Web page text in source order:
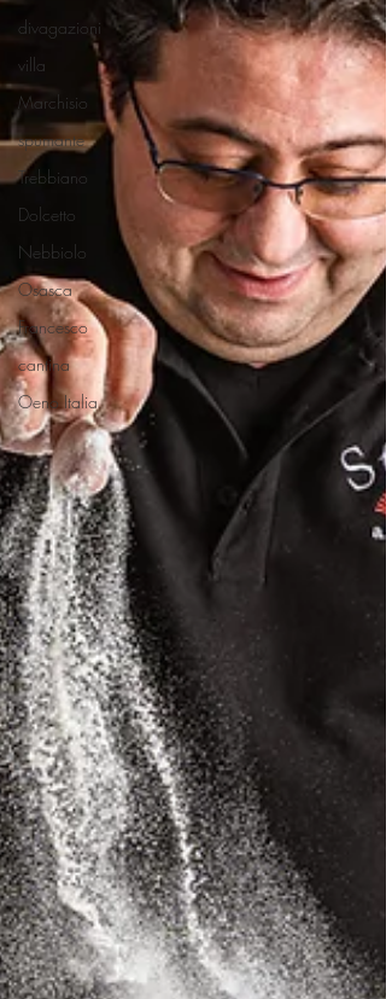
divagazioni
villa
Marchisio
spumante
Trebbiano
Dolcetto
Nebbiolo
Osasca
Francesco
cantina
Oeno Italia